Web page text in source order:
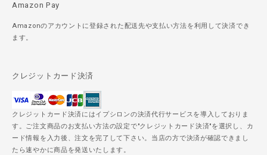
Amazon Pay
Amazonのアカウントに登録された配送先や支払い方法を利用して決済でき
ます。
クレジットカード決済
クレジットカード決済にはイプシロンの決済代行サービスを導入しておりま
す。ご注文商品のお支払い方法の設定で"クレジットカード決済"を選択し、カ
ード情報を入力後、注文を完了して下さい。当店の方で決済が確認できまし
たら速やかに商品を発送いたします。